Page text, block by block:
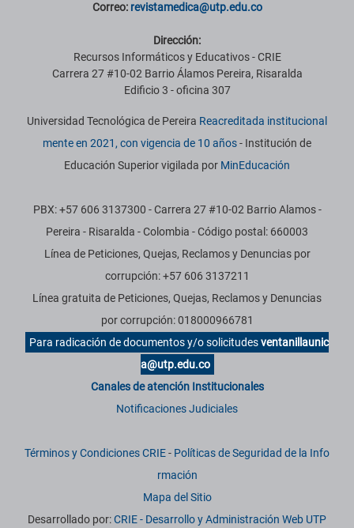
Correo: revistamedica@utp.edu.co
Dirección:
Recursos Informáticos y Educativos - CRIE
Carrera 27 #10-02 Barrio Álamos Pereira, Risaralda
Edificio 3 - oficina 307
Universidad Tecnológica de Pereira Reacreditada institucional
mente en 2021, con vigencia de 10 años- Institución de
Educación Superior vigilada por MinEducación
PBX: +57 606 3137300 - Carrera 27 #10-02 Barrio Alamos -
Pereira - Risaralda - Colombia - Código postal: 660003
Línea de Peticiones, Quejas, Reclamos y Denuncias por
corrupción: +57 606 3137211
Línea gratuita de Peticiones, Quejas, Reclamos y Denuncias
por corrupción: 018000966781
Para radicación de documentos y/o solicitudesventanillaunic
a@utp.edu.co
Canales de atención Institucionales
Notificaciones Judiciales
Términos y Condiciones CRIE- Políticas de Seguridad de la Info
rmación
Mapa del Sitio
Desarrollado por:CRIE - Desarrollo y Administración Web UTP